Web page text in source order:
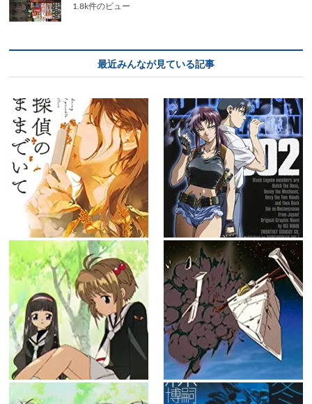
1.8k件のビュー
最近みんなが見ている記事